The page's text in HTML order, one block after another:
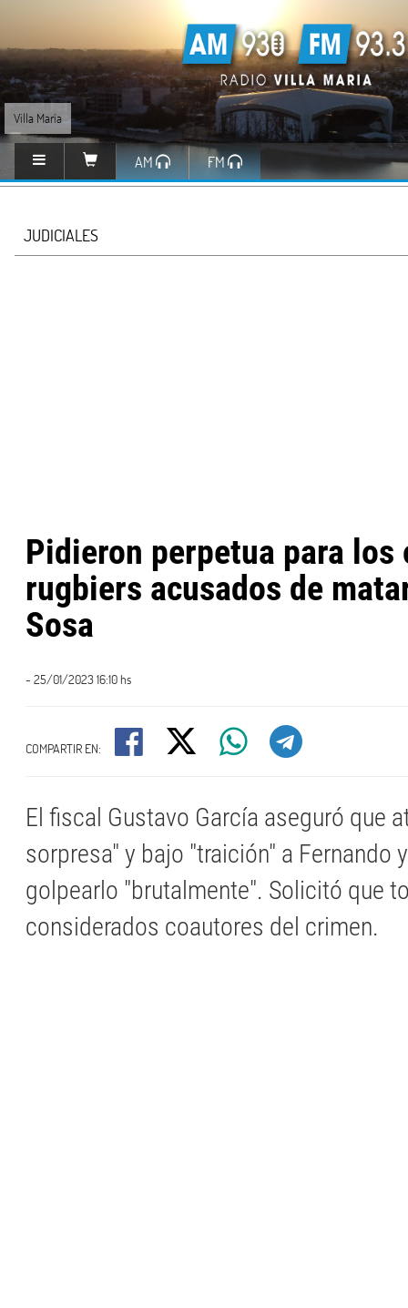
Villa María
AM FM
JUDICIALES
Pidieron perpetua para los
rugbiers acusados de
Sosa
- 25/01/2023 16:10 hs
COMPARTIR EN:
El fiscal Gustavo García aseguró que
sorpresa" y bajo "traición" a Fernando
golpearlo "brutalmente". Solicitó que
considerados coautores del crimen.